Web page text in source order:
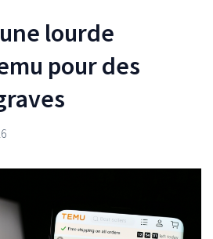
lourde
pour des